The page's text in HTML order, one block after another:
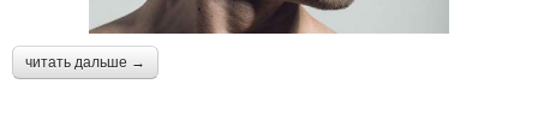
читать дальше →